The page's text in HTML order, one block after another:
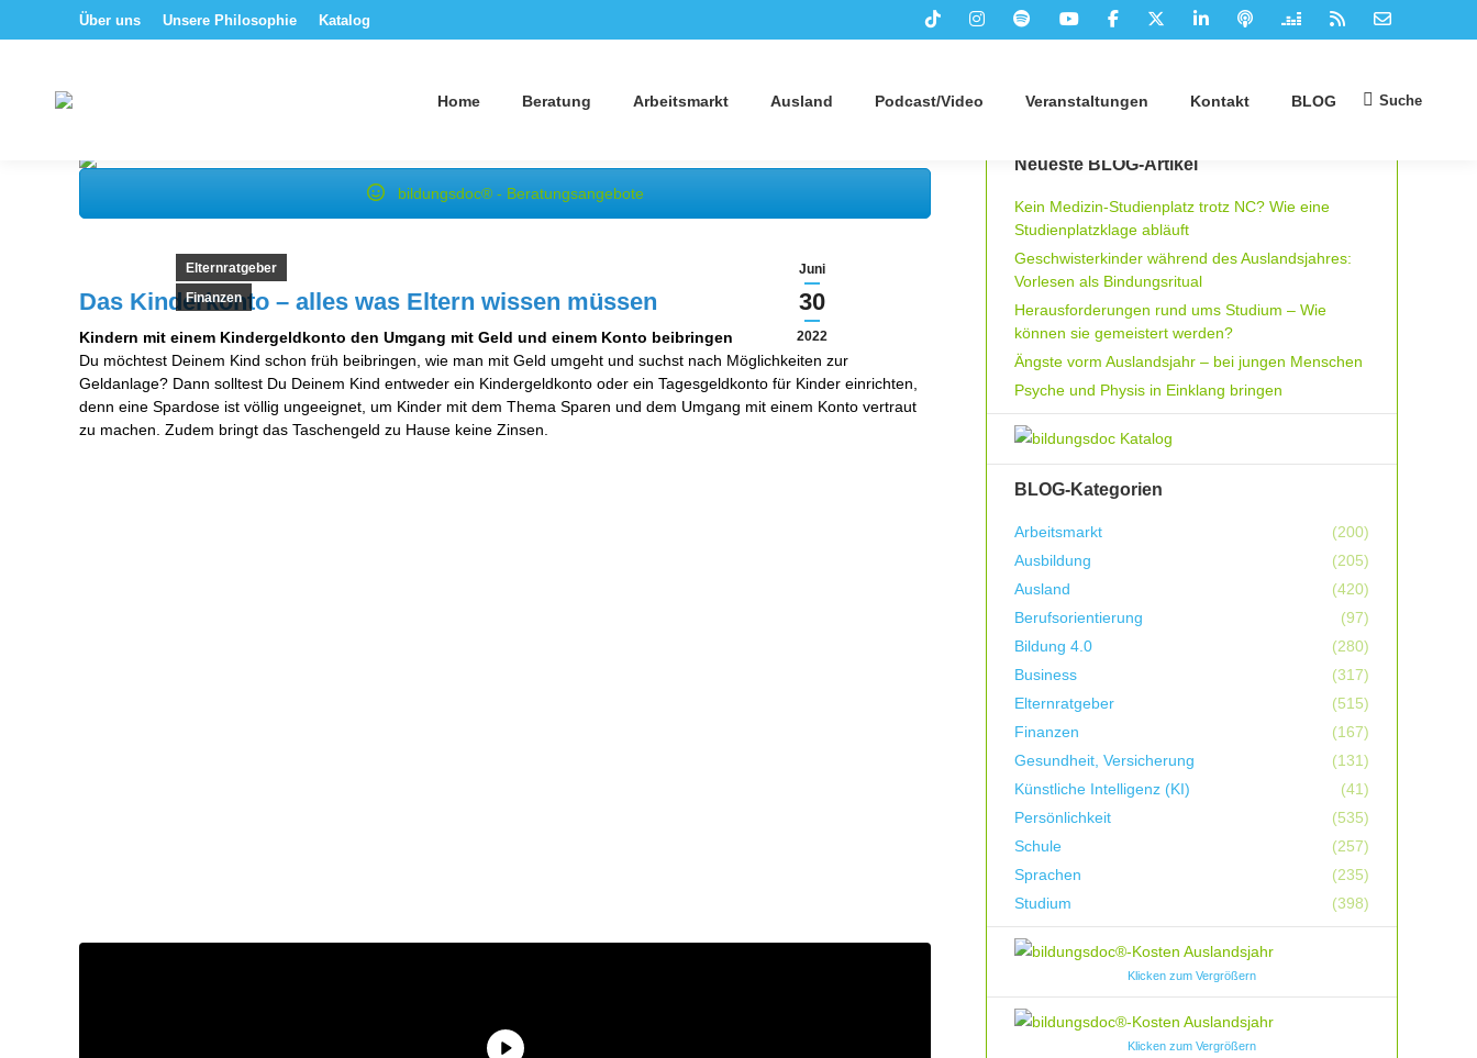
Über uns Unsere Philosophie Katalog
Home Beratung Arbeitsmarkt Ausland Podcast/Video Veranstaltungen Kontakt BLOG Suchen:
Suche
bildungsdoc® - Beratungsangebote
Juni
30
2022
Elternratgeber
Finanzen
Das Kinderkonto – alles was Eltern wissen müssen
Kindern mit einem Kindergeldkonto den Umgang mit Geld und einem Konto beibringen
Du möchtest Deinem Kind schon früh beibringen, wie man mit Geld umgeht und suchst nach Möglichkeiten zur
Geldanlage? Dann solltest Du Deinem Kind entweder ein Kindergeldkonto oder ein Tagesgeldkonto für Kinder einrichten,
denn eine Spardose ist völlig ungeeignet, um Kinder mit dem Thema Sparen und dem Umgang mit einem Konto vertraut
zu machen. Zudem bringt das Taschengeld zu Hause keine Zinsen.
Neueste BLOG-Artikel
Kein Medizin-Studienplatz trotz NC? Wie eine
Studienplatzklage abläuft
Geschwisterkinder während des Auslandsjahres:
Vorlesen als Bindungsritual
Herausforderungen rund ums Studium – Wie
können sie gemeistert werden?
Ängste vorm Auslandsjahr – bei jungen Menschen
Psyche und Physis in Einklang bringen
BLOG-Kategorien
Arbeitsmarkt
(200)
Ausbildung
(205)
Ausland
(420)
Berufsorientierung
(97)
Bildung 4.0
(280)
Business
(317)
Elternratgeber
(515)
Finanzen
(167)
Gesundheit, Versicherung
(131)
Künstliche Intelligenz (KI)
(41)
Persönlichkeit
(535)
Schule
(257)
Sprachen
(235)
Studium
(398)
Klicken zum Vergrößern
Klicken zum Vergrößern